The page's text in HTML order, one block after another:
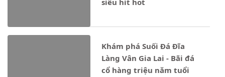
siêu hit hot
Khám phá Suối Đá Đĩa
Làng Vân Gia Lai - Bãi đá
cổ hàng triệu năm tuổi